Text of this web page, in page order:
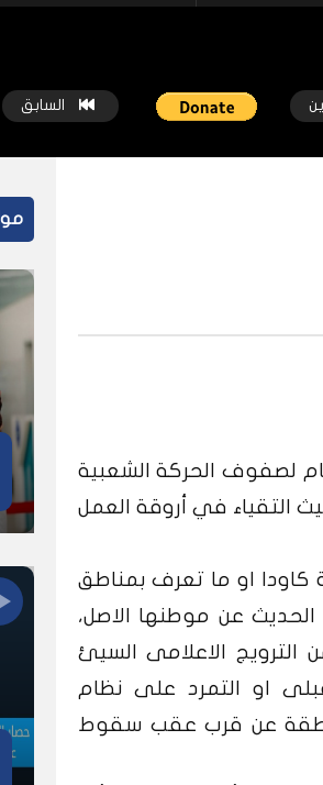
السابق
شاهد لاحقاً
الأمل والصمود غرف طوارئ السودان
لصفوف الحركة الشعبية
التقياء في أروقة العمل
او ما تعرف بمناطق
عن موطنها الاصل،
الاعلامى السيئ
او التمرد على نظام
عن قرب عقب سقوط